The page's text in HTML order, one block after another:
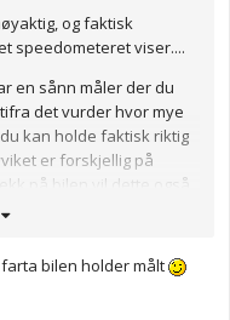
og faktisk
speedometeret viser....
en sånn måler der du
det vurder hvor mye
kan holde faktisk riktig
er forskjellig på
på bilen vil dette også
bilen holder målt